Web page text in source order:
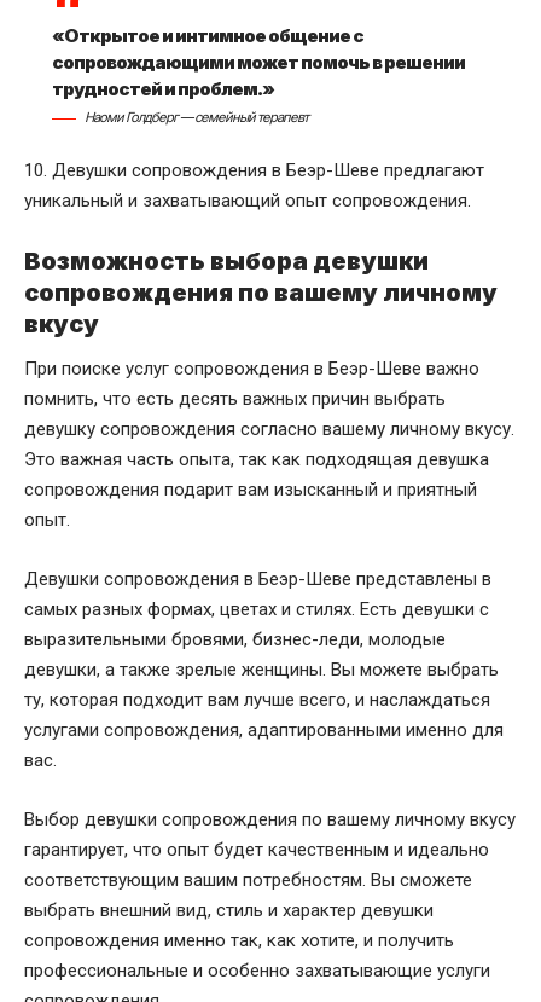
«Открытое и интимное общение с
сопровождающими может помочь в решении
трудностей и проблем.»
Наоми Голдберг — семейный терапевт
10. Девушки сопровождения в Беэр-Шеве предлагают
уникальный и захватывающий опыт сопровождения.
Возможность выбора девушки
сопровождения по вашему личному
вкусу
При поиске услуг сопровождения в Беэр-Шеве важно
помнить, что есть десять важных причин выбрать
девушку сопровождения согласно вашему личному вкусу.
Это важная часть опыта, так как подходящая девушка
сопровождения подарит вам изысканный и приятный
опыт.
Девушки сопровождения в Беэр-Шеве представлены в
самых разных формах, цветах и стилях. Есть девушки с
выразительными бровями, бизнес-леди, молодые
девушки, а также зрелые женщины. Вы можете выбрать
ту, которая подходит вам лучше всего, и наслаждаться
услугами сопровождения, адаптированными именно для
вас.
Выбор девушки сопровождения по вашему личному вкусу
гарантирует, что опыт будет качественным и идеально
соответствующим вашим потребностям. Вы сможете
выбрать внешний вид, стиль и характер девушки
сопровождения именно так, как хотите, и получить
профессиональные и особенно захватывающие услуги